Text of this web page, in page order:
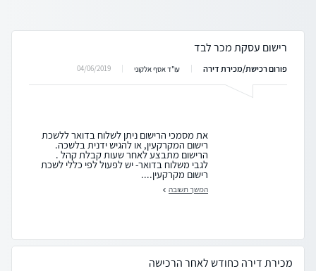
רישום עסקת מכר לבד
פורום רכישת/מכירת דירה עו"ד אסף אלקוני 04/06/2019
את מסמכי הרישום ניתן לשלוח בדואר ללשכת
רישום המקרקעין, או להגיש ידנית בלשכה.
הרישום מתבצע לאחר שעות קבלת קהל .
לגבי משלוח בדואר- יש לפעול לפי כללי לשכת
רישום מקרקעין....
המשך תשובה
מכירת דירה כחודש לאחר הרכישה